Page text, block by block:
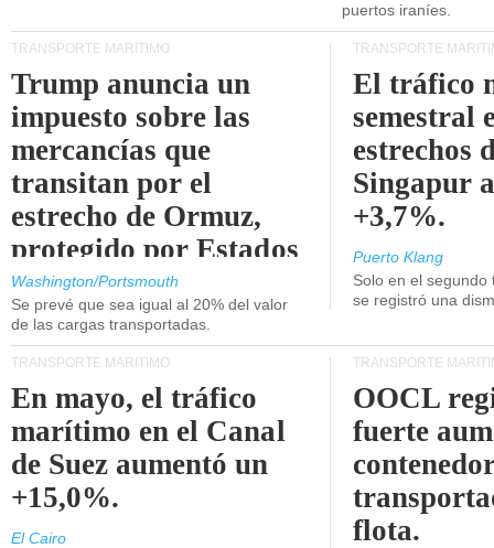
puertos iraníes.
TRANSPORTE MARÍTIMO
Trump anuncia un
impuesto sobre las
mercancías que
transitan por el
estrecho de Ormuz,
protegido por Estados
Unidos.
Washington/Portsmouth
Se prevé que sea igual al 20% del valor
de las cargas transportadas.
TRANSPORTE
El tráfico
semestral
estrechos
Singapur
+3,7%.
Puerto Klang
Solo en el
se registró una
TRANSPORTE MARÍTIMO
En mayo, el tráfico
marítimo en el Canal
de Suez aumentó un
+15,0%.
El Cairo
TRANSPORTE
OOCL
fuerte
flota.